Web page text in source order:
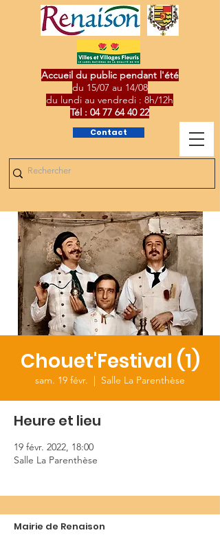
Contact
Accueil du public pendant l'été
du 15/07 au 14/08
du lundi au vendredi : 8h/12h
Tél : 04 77 64 40 22
Chouet'Festival (1)
sam. 19 févr.
  |
Salle La Parenthèse
Heure et lieu
19 févr. 2022, 18:00
Salle La Parenthèse
Mairie de Renaison